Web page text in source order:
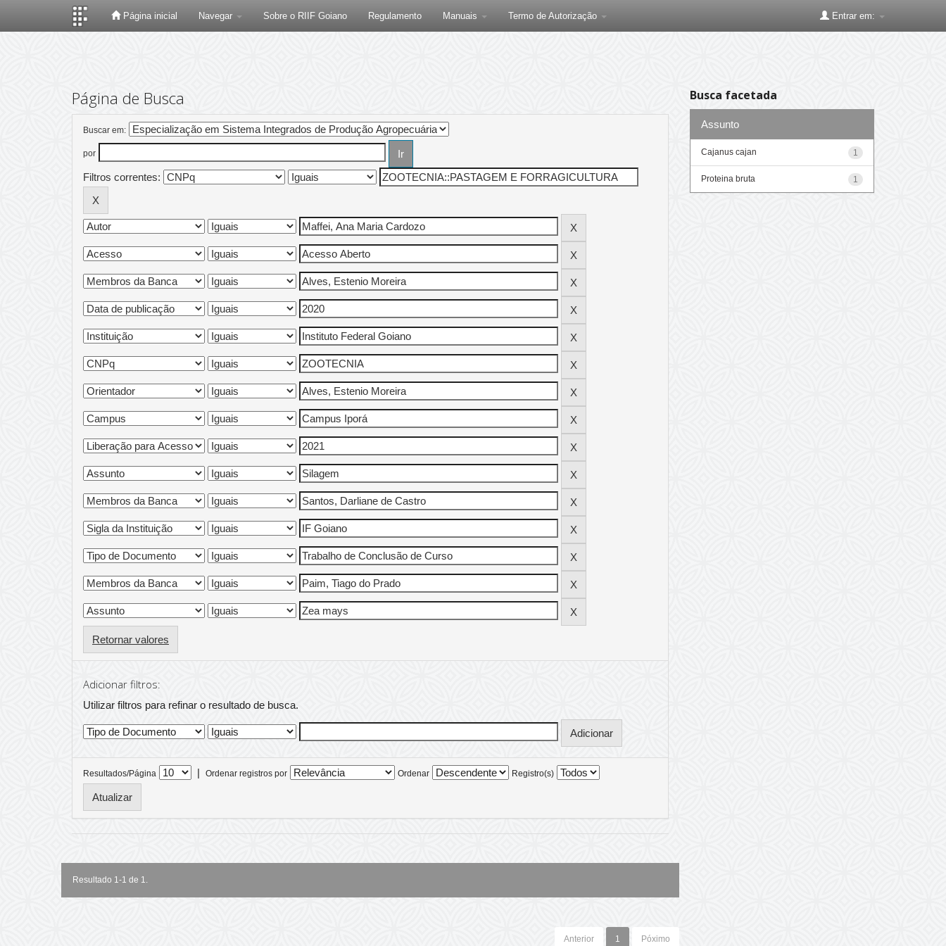
Página inicial Navegar Sobre o RIIF Goiano Regulamento Manuais Termo de Autorização Entrar em:
Página de Busca
Buscar em:
por
Filtros correntes:
Retornar valores
Adicionar filtros:
Utilizar filtros para refinar o resultado de busca.
Resultados/Página | Ordenar registros por Ordenar Registro(s)
Resultado 1-1 de 1.
Anterior 1 Póximo
Busca facetada
Assunto
1
Cajanus cajan
1
Proteina bruta